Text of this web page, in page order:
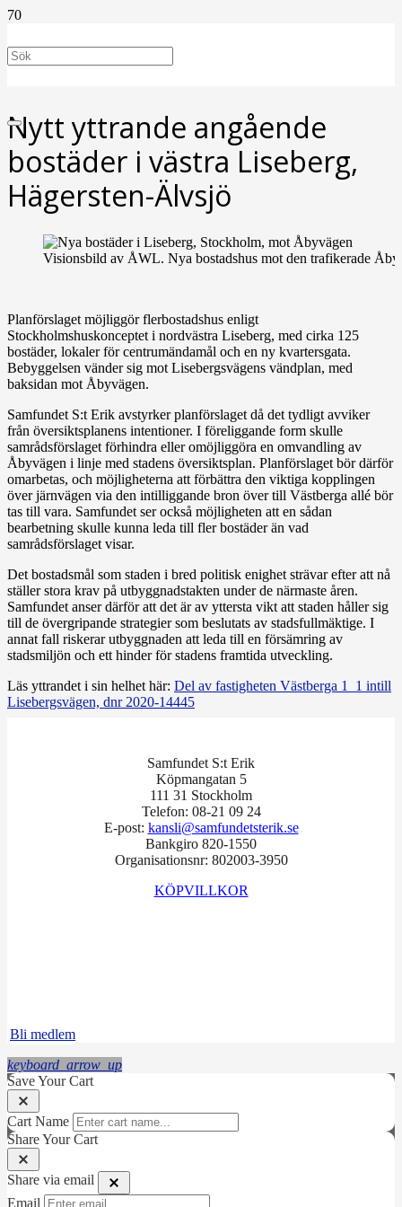
Nytt yttrande angående
bostäder i västra Liseberg,
Hägersten-Älvsjö
Visionsbild av ÅWL. Nya bostadshus mot den trafikerade
Planförslaget möjliggör flerbostadshus enligt
Stockholmshuskonceptet i nordvästra Liseberg, med cirka 125
bostäder, lokaler för centrumändamål och en ny kvartersgata.
Bebyggelsen vänder sig mot Lisebergsvägens vändplan, med
baksidan mot Åbyvägen.
Samfundet S:t Erik avstyrker planförslaget då det tydligt avviker
från översiktsplanens intentioner. I föreliggande form skulle
samrådsförslaget förhindra eller omöjliggöra en omvandling av
Åbyvägen i linje med stadens översiktsplan. Planförslaget bör därför
omarbetas, och möjligheterna att förbättra den viktiga kopplingen
över järnvägen via den intilliggande bron över till Västberga allé bör
tas till vara. Samfundet ser också möjligheten att en sådan
bearbetning skulle kunna leda till fler bostäder än vad
samrådsförslaget visar.
Det bostadsmål som staden i bred politisk enighet strävar efter att nå
ställer stora krav på utbyggnadstakten under de närmaste åren.
Samfundet anser därför att det är av yttersta vikt att staden håller sig
till de övergripande strategier som beslutats av stadsfullmäktige. I
annat fall riskerar utbyggnaden att leda till en försämring av
stadsmiljön och ett hinder för stadens framtida utveckling.
Läs yttrandet i sin helhet här: Del av fastigheten Västberga 1_1 intill
Lisebergsvägen, dnr 2020-14445
Samfundet S:t Erik
Köpmangatan 5
111 31 Stockholm
Telefon: 08-21 09 24
E-post: kansli@samfundetsterik.se
Bankgiro 820-1550
Organisationsnr: 802003-3950
KÖPVILLKOR
Bli medlem
keyboard_arrow_up
Save Your Cart
Cart Name
Share Your Cart
Share via email
Email